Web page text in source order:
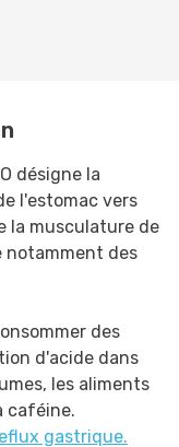
désigne la
l'estomac vers
la musculature de
notamment des
des
d'acide dans
les aliments
caféine.
gastrique.